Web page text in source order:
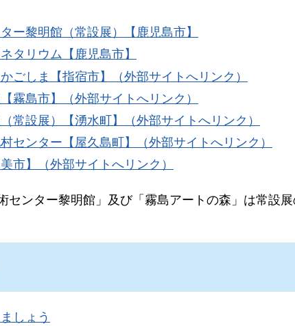
ー黎明館（常設展）【鹿児島市】
タリウム【鹿児島市】
ごしま【指宿市】（外部サイトへリンク）
霧島市】（外部サイトへリンク）
常設展）【湧水町】（外部サイトへリンク）
センター【屋久島町】（外部サイトへリンク）
市】（外部サイトへリンク）
センター黎明館」及び「霧島アートの森」は常設展
しょう